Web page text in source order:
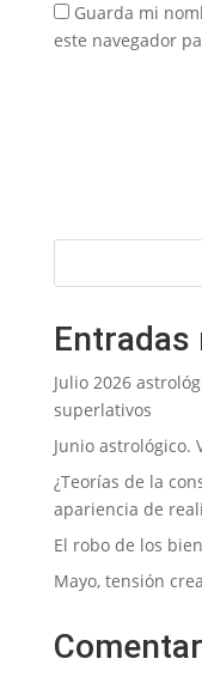
Guarda mi
este navegador
Julio 2026
superlativos
Junio astrológico.
¿Teorías de la
apariencia de
El robo de los
Mayo, tensión